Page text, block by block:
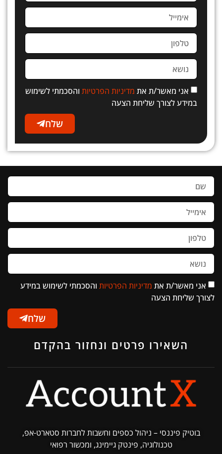
אני מאשר/ת את מדיניות הפרטיות והסכמתי לשימוש
במידע לצורך שליחת הצעה
שלח
אני מאשר/ת את מדיניות הפרטיות והסכמתי לשימוש במידע
לצורך שליחת הצעה
שלח
השאירו פרטים ונחזור בהקדם
בוטיק פיננסי – ניהול כספים וחשבות לחברות סטארט-אפ,
טכנולוגיה, פינטק גיימינג, ומכשור רפואי